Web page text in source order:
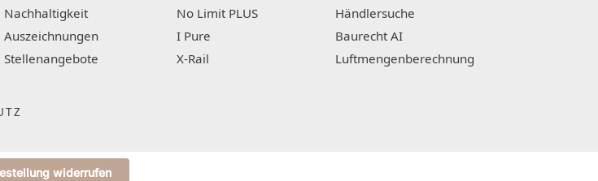
Nachhaltigkeit
Auszeichnungen
Stellenangebote
No Limit PLUS
I Pure
X-Rail
Händlersuche
Baurecht AI
Luftmengenberechnung
widerrufen